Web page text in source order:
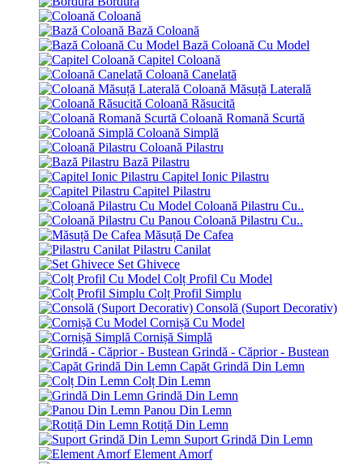
Coloană
Bază Coloană
Bază Coloană Cu Model
Capitel Coloană
Coloană Canelată
Coloană Măsuță Laterală
Coloană Răsucită
Coloană Romană Scurtă
Coloană Simplă
Coloană Pilastru
Bază Pilastru
Capitel Ionic Pilastru
Capitel Pilastru
Coloană Pilastru Cu..
Coloană Pilastru Cu..
Măsuță De Cafea
Pilastru Canilat
Set Ghivece
Colț Profil Cu Model
Colț Profil Simplu
Consolă (Suport Decorativ)
Cornișă Cu Model
Cornișă Simplă
Grindă - Căprior - Bustean
Capăt Grindă Din Lemn
Colț Din Lemn
Grindă Din Lemn
Panou Din Lemn
Rotiță Din Lemn
Suport Grindă Din Lemn
Element Amorf